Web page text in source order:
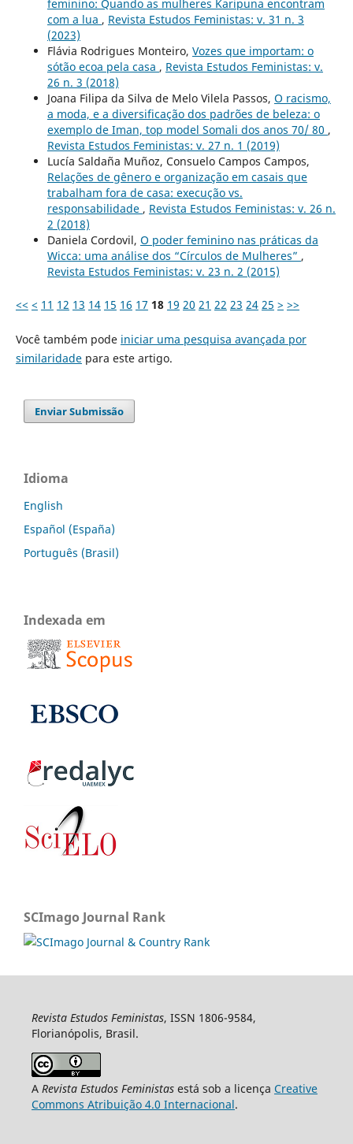
feminino: Quando as mulheres Karipuna encontram
com a lua , Revista Estudos Feministas: v. 31 n. 3
(2023)
Flávia Rodrigues Monteiro, Vozes que importam: o
sótão ecoa pela casa , Revista Estudos Feministas: v.
26 n. 3 (2018)
Joana Filipa da Silva de Melo Vilela Passos, O racismo,
a moda, e a diversificação dos padrões de beleza: o
exemplo de Iman, top model Somali dos anos 70/ 80 ,
Revista Estudos Feministas: v. 27 n. 1 (2019)
Lucía Saldaña Muñoz, Consuelo Campos Campos,
Relações de gênero e organização em casais que
trabalham fora de casa: execução vs.
responsabilidade , Revista Estudos Feministas: v. 26 n.
2 (2018)
Daniela Cordovil, O poder feminino nas práticas da
Wicca: uma análise dos “Círculos de Mulheres” ,
Revista Estudos Feministas: v. 23 n. 2 (2015)
<< < 11 12 13 14 15 16 17 18 19 20 21 22 23 24 25 > >>
Você também pode iniciar uma pesquisa avançada por
similaridadepara este artigo.
Enviar Submissão
Idioma
English
Español (España)
Português (Brasil)
Indexada em
SCImago Journal Rank
Revista Estudos Feministas, ISSN 1806-9584,
Florianópolis, Brasil.
A Revista Estudos Feministasestá sob a licença Creative
Commons Atribuição 4.0 Internacional.